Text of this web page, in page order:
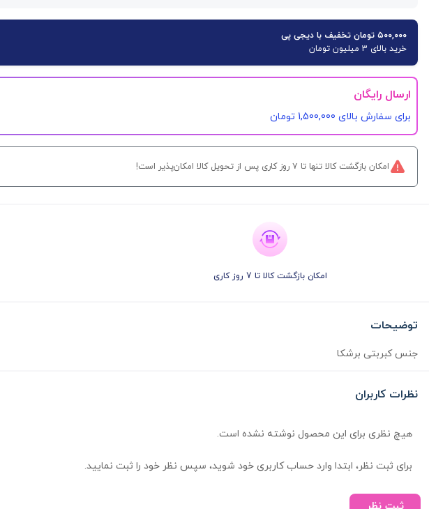
۵۰۰,۰۰۰ تومان تخفیف با دیجی پی
خرید بالای 3 میلیون تومان
ارسال رایگان
برای سفارش‌ بالای 1,500,000 تومان
امکان بازگشت کالا تنها تا ۷ روز کاری پس از تحویل کالا امکان‌پذیر است!
امکان بازگشت کالا تا 7 روز کاری
توضیحات
جنس کبربتی برشکا
نظرات کاربران
هیچ نظری برای این محصول نوشته نشده است.
برای ثبت نظر، ابتدا وارد حساب کاربری خود شوید، سپس نظر خود را ثبت نمایید.